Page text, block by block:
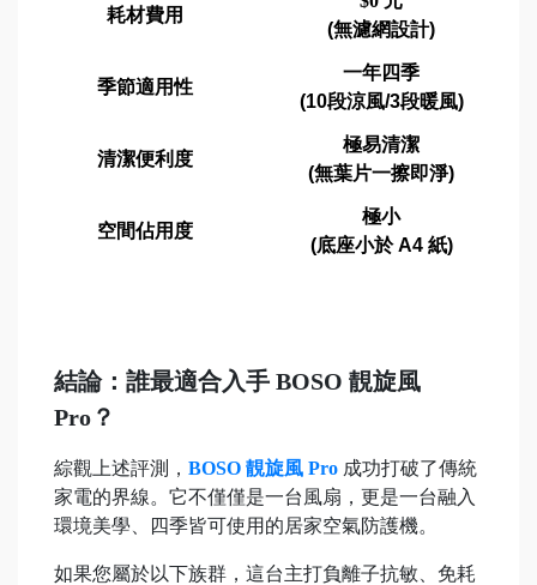
耗材費用
(無濾網設計)
季節適用性
一年四季
(10段涼風/3段暖風)
清潔便利度
極易清潔
(無葉片一擦即淨)
空間佔用度
極小
(底座小於A4 紙)
結論：誰最適合入手 BOSO 靚旋風
Pro？
綜觀上述評測， BOSO 靚旋風 Pro 成功打破了傳統
家電的界線。它不僅僅是一台風扇，更是一台融入
環境美學、四季皆可使用的居家空氣防護機。
如果您屬於以下族群，這台主打負離子抗敏、免耗